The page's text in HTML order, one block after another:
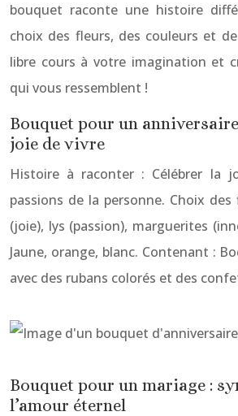
bouquet raconte une histoire
choix des fleurs, des couleurs et
libre cours à votre imagination et
qui vous ressemblent !
Bouquet pour un
joie de vivre
Histoire à raconter : Célébrer la
passions de la personne. Choix
(joie), lys (passion), marguerites
Jaune, orange, blanc. Contenant :
avec des rubans colorés et des
Bouquet pour un mariage :
l’amour éternel